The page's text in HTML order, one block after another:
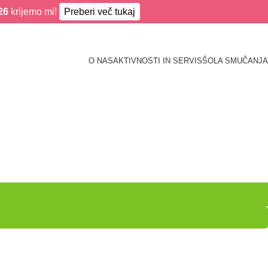
krijemo mi! Preberi več tukaj
O NASAKTIVNOSTI IN SERVISŠOLA SMUČANJA